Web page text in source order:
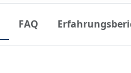
FAQ